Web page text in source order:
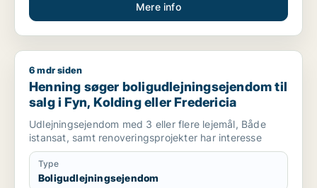
Mere info
Henning søger boligudlejningsejendom til salg i Fyn, Kolding
6 mdr siden
Henning søger boligudlejningsejendom til
salg i Fyn, Kolding eller Fredericia
Udlejningsejendom med 3 eller flere lejemål, Både
istansat, samt renoveringsprojekter har interesse
Type
Boligudlejningsejendom